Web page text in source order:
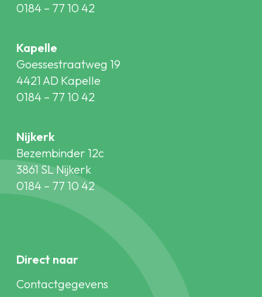
0184 – 77 10 42
Kapelle
Goessestraatweg 19
4421 AD Kapelle
0184 – 77 10 42
Nijkerk
Bezembinder 12c
3861 SL Nijkerk
0184 – 77 10 42
Direct naar
Contactgegevens